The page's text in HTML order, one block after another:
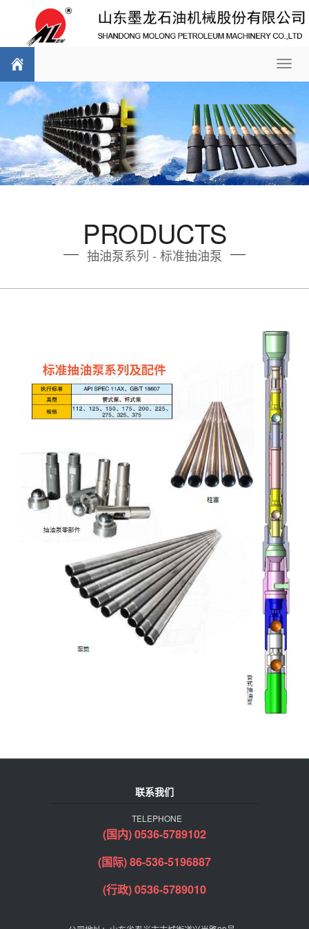
PRODUCTS
抽油泵系列 - 标准抽油泵
联系我们
TELEPHONE
(国内) 0536-5789102
(国际) 86-536-5196887
(行政) 0536-5789010